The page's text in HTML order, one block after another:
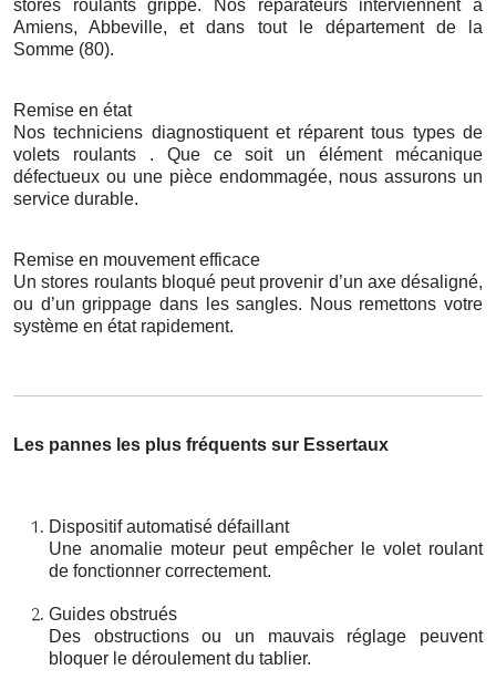
stores roulants grippé. Nos réparateurs interviennent à
Amiens, Abbeville, et dans tout le département de la
Somme (80).
Remise en état
Nos techniciens diagnostiquent et réparent tous types de
volets roulants . Que ce soit un élément mécanique
défectueux ou une pièce endommagée, nous assurons un
service durable.
Remise en mouvement efficace
Un stores roulants bloqué peut provenir d’un axe désaligné,
ou d’un grippage dans les sangles. Nous remettons votre
système en état rapidement.
Les pannes les plus fréquents sur Essertaux
Dispositif automatisé défaillant
Une anomalie moteur peut empêcher le volet roulant
de fonctionner correctement.
Guides obstrués
Des obstructions ou un mauvais réglage peuvent
bloquer le déroulement du tablier.